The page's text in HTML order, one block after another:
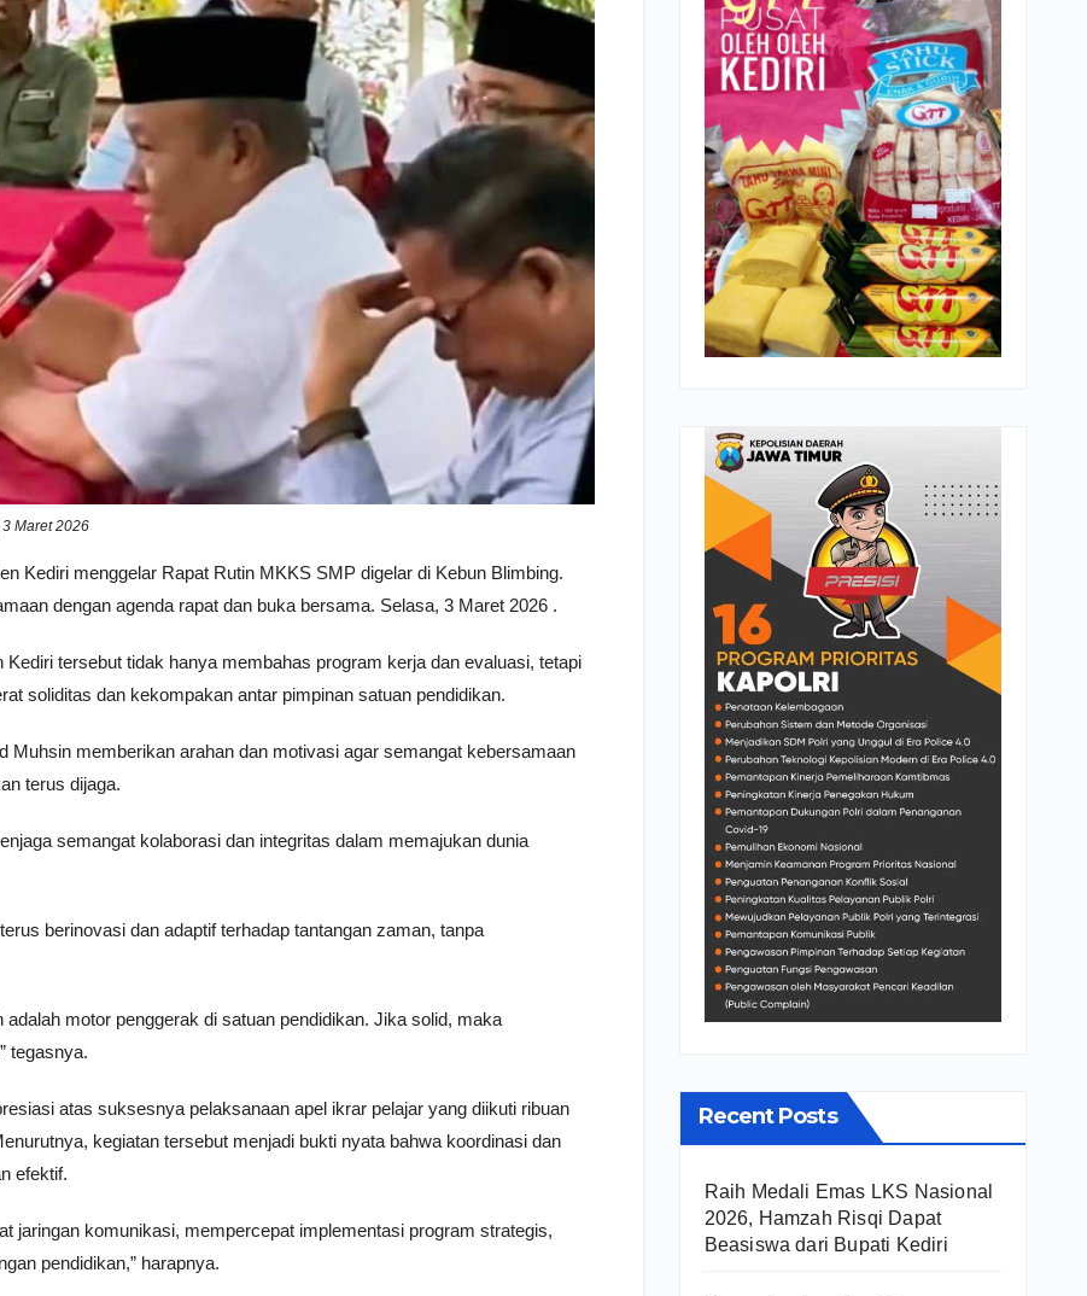
Maret 2026
Kediri menggelar Rapat Rutin MKKS SMP digelar di Kebun Blimbing.
dengan agenda rapat dan buka bersama. Selasa, 3 Maret 2026 .
tersebut tidak hanya membahas program kerja dan evaluasi, tetapi
soliditas dan kekompakan antar pimpinan satuan pendidikan.
Muhsin memberikan arahan dan motivasi agar semangat kebersamaan
terus dijaga.
semangat kolaborasi dan integritas dalam memajukan dunia
berinovasi dan adaptif terhadap tantangan zaman, tanpa
motor penggerak di satuan pendidikan. Jika solid, maka
tegasnya.
atas suksesnya pelaksanaan apel ikrar pelajar yang diikuti ribuan
kegiatan tersebut menjadi bukti nyata bahwa koordinasi dan
efektif.
jaringan komunikasi, mempercepat implementasi program strategis,
pendidikan,” harapnya.
Recent Posts
Raih Medali Emas LKS Nasional
2026, Hamzah Risqi Dapat
Beasiswa dari Bupati Kediri